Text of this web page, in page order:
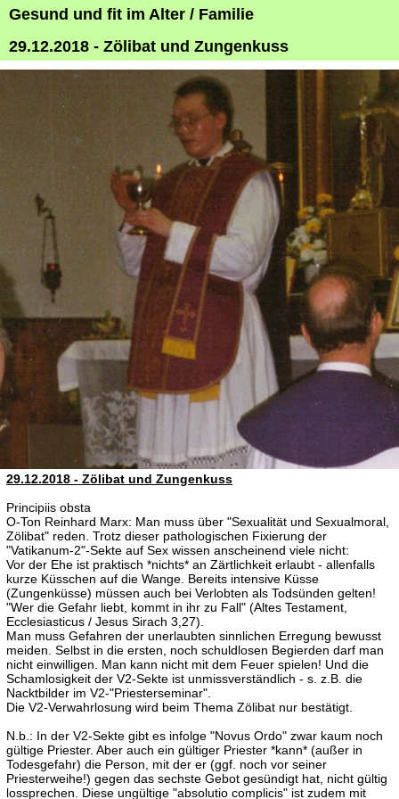
Gesund und fit im Alter / Familie
29.12.2018 - Zölibat und Zungenkuss
29.12.2018 - Zölibat und Zungenkuss
Principiis obsta
O-Ton Reinhard Marx: Man muss über "Sexualität und Sexualmoral,
Zölibat" reden. Trotz dieser pathologischen Fixierung der
"Vatikanum-2"-Sekte auf Sex wissen anscheinend viele nicht:
Vor der Ehe ist praktisch *nichts* an Zärtlichkeit erlaubt - allenfalls
kurze Küsschen auf die Wange. Bereits intensive Küsse
(Zungenküsse) müssen auch bei Verlobten als Todsünden gelten!
"Wer die Gefahr liebt, kommt in ihr zu Fall" (Altes Testament,
Ecclesiasticus / Jesus Sirach 3,27).
Man muss Gefahren der unerlaubten sinnlichen Erregung bewusst
meiden. Selbst in die ersten, noch schuldlosen Begierden darf man
nicht einwilligen. Man kann nicht mit dem Feuer spielen! Und die
Schamlosigkeit der V2-Sekte ist unmissverständlich - s. z.B. die
Nacktbilder im V2-"Priesterseminar".
Die V2-Verwahrlosung wird beim Thema Zölibat nur bestätigt.
N.b.: In der V2-Sekte gibt es infolge "Novus Ordo" zwar kaum noch
gültige Priester. Aber auch ein gültiger Priester *kann* (außer in
Todesgefahr) die Person, mit der er (ggf. noch vor seiner
Priesterweihe!) gegen das sechste Gebot gesündigt hat, nicht gültig
lossprechen. Diese ungültige "absolutio complicis" ist zudem mit